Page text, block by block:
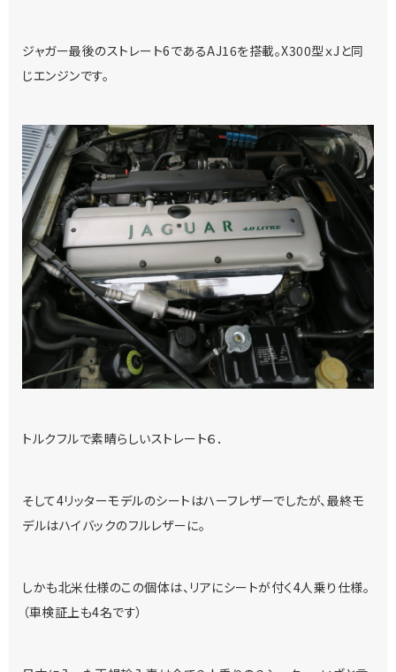
ジャガー最後のストレート6であるAJ16を搭載。X300型ｘJと同
じエンジンです。
トルクフルで素晴らしいストレート６．
そして4リッターモデルのシートはハーフレザーでしたが、最終モ
デルはハイバックのフルレザーに。
しかも北米仕様のこの個体は、リアにシートが付く4人乗り仕様。
（車検証上も4名です）